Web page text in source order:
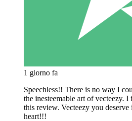
1 giorno fa
Speechless!! There is no way I
the inesteemable art of vecteezy.
this review. Vecteezy you
heart!!!